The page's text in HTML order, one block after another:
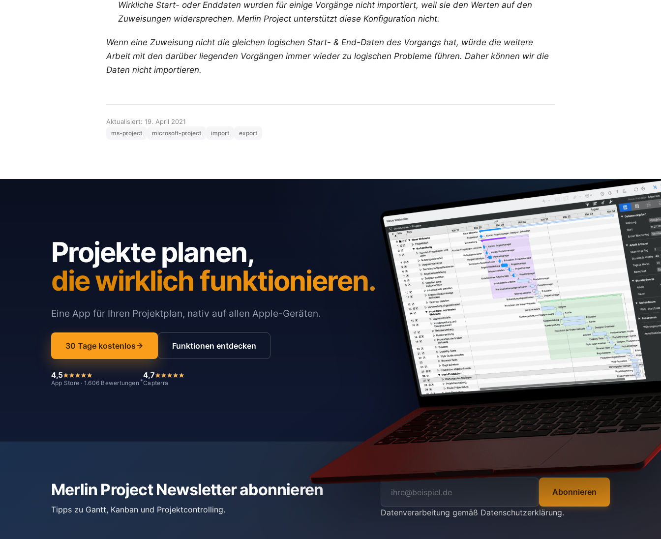
Wirkliche Start- oder Enddaten wurden für einige Vorgänge nicht importiert, weil sie den Werten auf den
Zuweisungen widersprechen. Merlin Project unterstützt diese Konfiguration nicht.
Wenn eine Zuweisung nicht die gleichen logischen Start- & End-Daten des Vorgangs hat, würde die weitere
Arbeit mit den darüber liegenden Vorgängen immer wieder zu logischen Probleme führen. Daher können wir die
Daten nicht importieren.
Aktualisiert: 19. April 2021
ms-project microsoft-project import export
Projekte planen,
die wirklich funktionieren.
Eine App für Ihren Projektplan, nativ auf allen Apple-Geräten.
30 Tage kostenlos Funktionen entdecken
4,5
App Store · 1.606 Bewertungen *
4,7
Capterra
Merlin Project Newsletter abonnieren
Tipps zu Gantt, Kanban und Projektcontrolling.
Abonnieren
Datenverarbeitung gemäß Datenschutzerklärung.